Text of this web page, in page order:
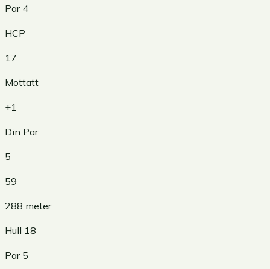
Par 4
HCP
17
Mottatt
+1
Din Par
5
59
288 meter
Hull 18
Par 5